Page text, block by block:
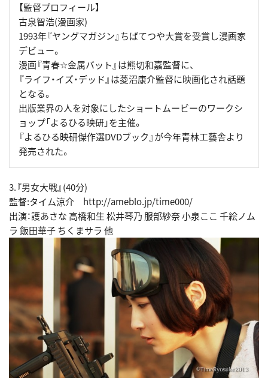
【監督プロフィール】
古泉智浩(漫画家)
1993年『ヤングマガジン』ちばてつや大賞を受賞し漫画家
デビュー。
漫画『青春☆金属バット』は熊切和嘉監督に、
『ライフ・イズ・デッド』は菱沼康介監督に映画化され話題
となる。
出版業界の人を対象にしたショートムービーのワークシ
ョップ「よるひる映研」を主催。
『よるひる映研傑作選DVDブック』が今年青林工藝舎より
発売された。
3.『男女大戦』(40分)
監督:タイム涼介 http://ameblo.jp/time000/
出演：護あさな 高橋和生 松井琴乃 服部紗奈 小泉ここ 千絵ノム
ラ 飯田華子 ちくまサラ 他